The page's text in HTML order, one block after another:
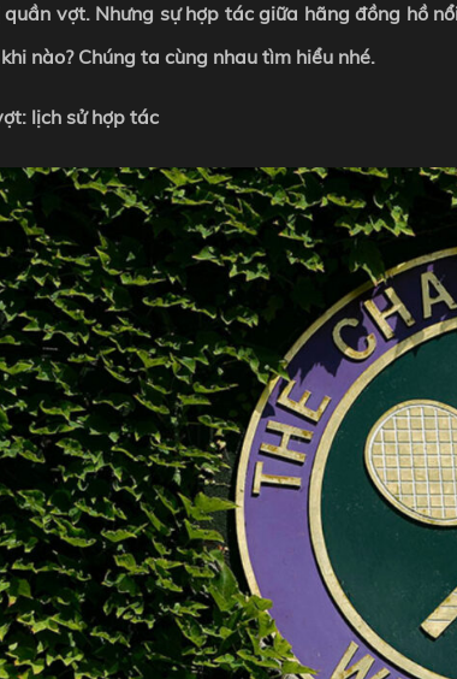
vợt. Nhưng sự hợp tác giữa hãng đồng hồ
nào? Chúng ta cùng nhau tìm hiểu nhé.
lịch sử hợp tác